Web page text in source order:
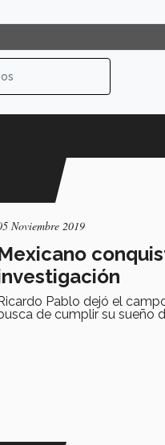
Noviembre 2019
Pablo dejó el
de cumplir su sueño